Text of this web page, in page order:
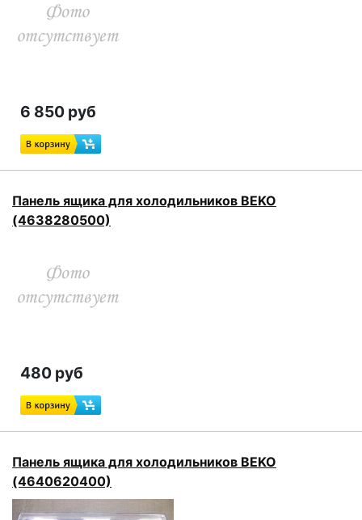
6 850 руб
Панель ящика для холодильников BEKO
(4638280500)
480 руб
Панель ящика для холодильников BEKO
(4640620400)